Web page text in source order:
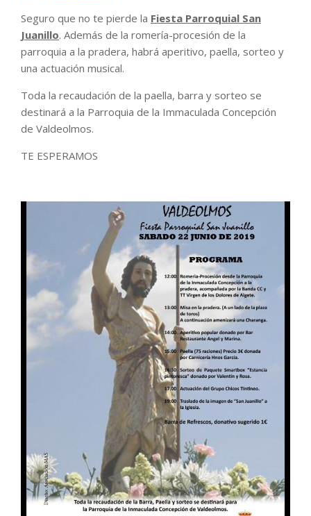
Seguro que no te pierde la Fiesta Parroquial San
Juanillo. Además de la romería-procesión de la
parroquia a la pradera, habrá aperitivo, paella, sorteo y
una actuación musical.
Toda la recaudación de la paella, barra y sorteo se
destinará a la Parroquia de la Immaculada Concepción
de Valdeolmos.
TE ESPERAMOS